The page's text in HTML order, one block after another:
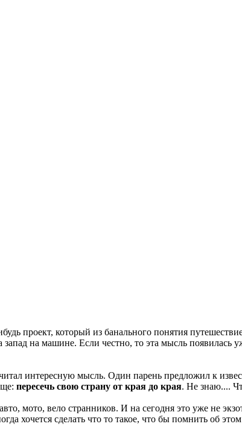
проект, который из банального понятия
на машине. Если честно, то эта мысль появилась
интересную мысль. Один парень предложил к
пересечь свою страну от края до края. Не знаю....
мото, вело странников. И на сегодня это уже не
хочется сделать что то такое, что бы помнить об